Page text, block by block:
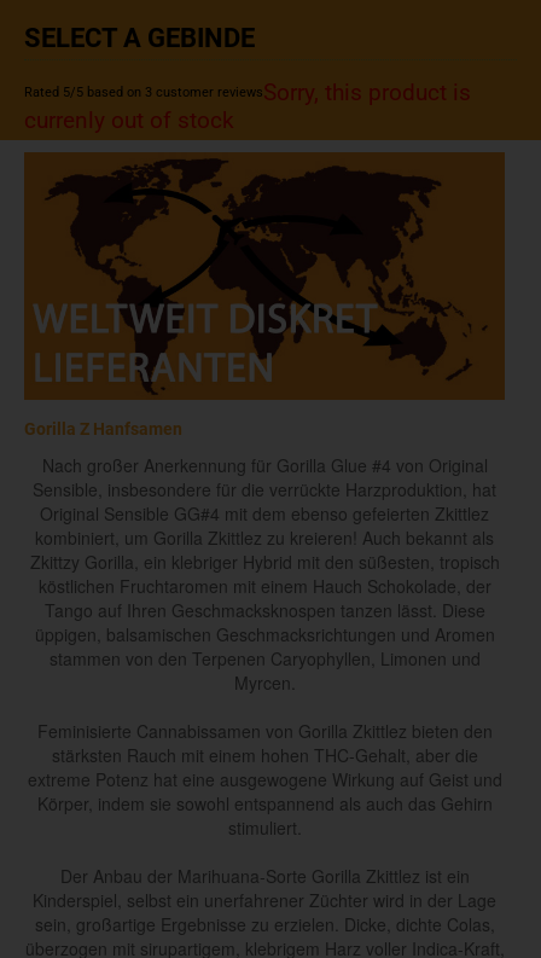
SELECT A GEBINDE
Rated 5/5 based on 3 customer reviewsSorry, this product is
currenly out of stock
Gorilla Z Hanfsamen
Nach großer Anerkennung für Gorilla Glue #4 von Original
Sensible, insbesondere für die verrückte Harzproduktion, hat
Original Sensible GG#4 mit dem ebenso gefeierten Zkittlez
kombiniert, um Gorilla Zkittlez zu kreieren! Auch bekannt als
Zkittzy Gorilla, ein klebriger Hybrid mit den süßesten, tropisch
köstlichen Fruchtaromen mit einem Hauch Schokolade, der
Tango auf Ihren Geschmacksknospen tanzen lässt. Diese
üppigen, balsamischen Geschmacksrichtungen und Aromen
stammen von den Terpenen Caryophyllen, Limonen und
Myrcen.
Feminisierte Cannabissamen von Gorilla Zkittlez bieten den
stärksten Rauch mit einem hohen THC-Gehalt, aber die
extreme Potenz hat eine ausgewogene Wirkung auf Geist und
Körper, indem sie sowohl entspannend als auch das Gehirn
stimuliert.
Der Anbau der Marihuana-Sorte Gorilla Zkittlez ist ein
Kinderspiel, selbst ein unerfahrener Züchter wird in der Lage
sein, großartige Ergebnisse zu erzielen. Dicke, dichte Colas,
überzogen mit sirupartigem, klebrigem Harz voller Indica-Kraft,